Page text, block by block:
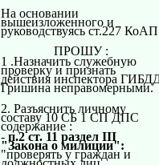
На основании
вышеизложенного и
руководствуясь ст.227 КоАП
ПРОШУ :
1 .Назначить служебную
проверку и признать
действия инспектора
Гришина неправомерными.
2. Разъяснить личному
составу 10 СБ 1 СП ДПС
содержание :
- п.2 ст. 11 раздел III
"Закона о милиции":
"проверять у граждан и